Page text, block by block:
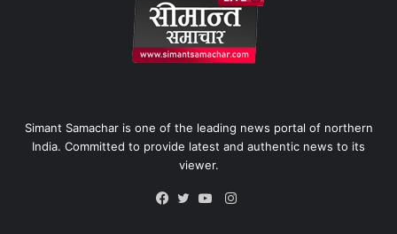
Simant Samachar is one of the leading news portal of northern
India. Committed to provide latest and authentic news to its
viewer.
Instagram